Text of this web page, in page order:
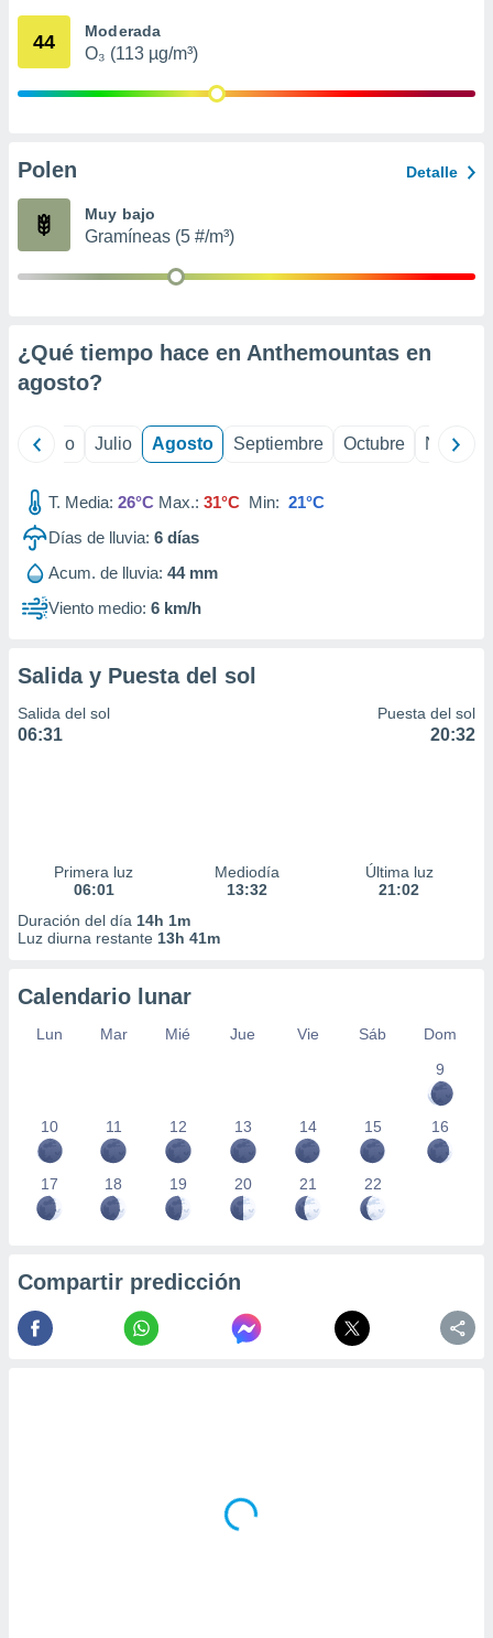
e
publicidad
1199
44 Moderada
O₃ (113 µg/m³)
Polen Detalle
Muy bajo
Gramíneas (5 #/m³)
¿Qué tiempo hace en Anthemountas en
agosto?
Junio Julio Agosto Septiembre Octubre
T. Media: 26°C Max.: 31°C Min: 21°C
Días de lluvia: 6 días
Acum. de lluvia: 44 mm
Viento medio: 6 km/h
Salida y Puesta del sol
Salida del sol
06:31
Puesta del sol
20:32
Primera luz
06:01
Mediodía
13:32
Última luz
21:02
Duración del día 14h 1m
Luz diurna restante 13h 41m
Calendario lunar
Lun Mar Mié Jue Vie Sáb
Dom
9
10 11 12 13 14 15 16
17 18 19 20 21 22
Compartir predicción